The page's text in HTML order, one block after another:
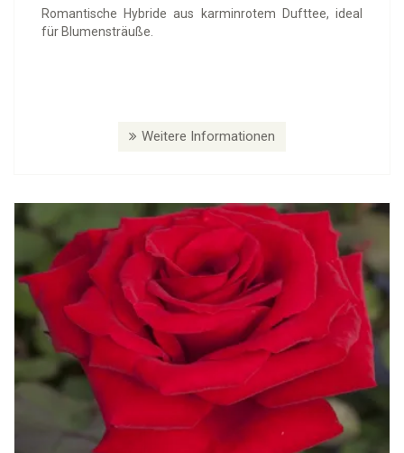
Romantische Hybride aus karminrotem Dufttee, ideal
für Blumensträuße.
Weitere Informationen